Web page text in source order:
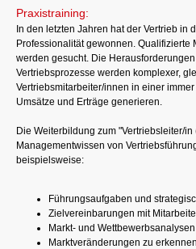
Praxistraining:
In den letzten Jahren hat der Vertrieb in
Professionalität gewonnen. Qualifizierte
werden gesucht. Die
Vertriebsprozesse werden komplexer,
Vertriebsmitarbeiter/innen in einer
Umsätze und Erträge generieren.
Die Weiterbildung zum "Vertriebsleiter/in
Managementwissen von
beispielsweise:
Führungsaufgaben und
Zielvereinbarungen mit
Markt- und
Marktveränderungen zu